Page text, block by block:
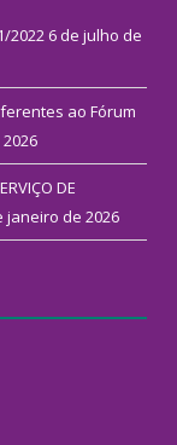
2022 6 de julho de
ao Fórum
DE
janeiro de 2026